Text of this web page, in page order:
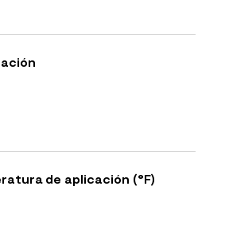
de aplicación (°F)